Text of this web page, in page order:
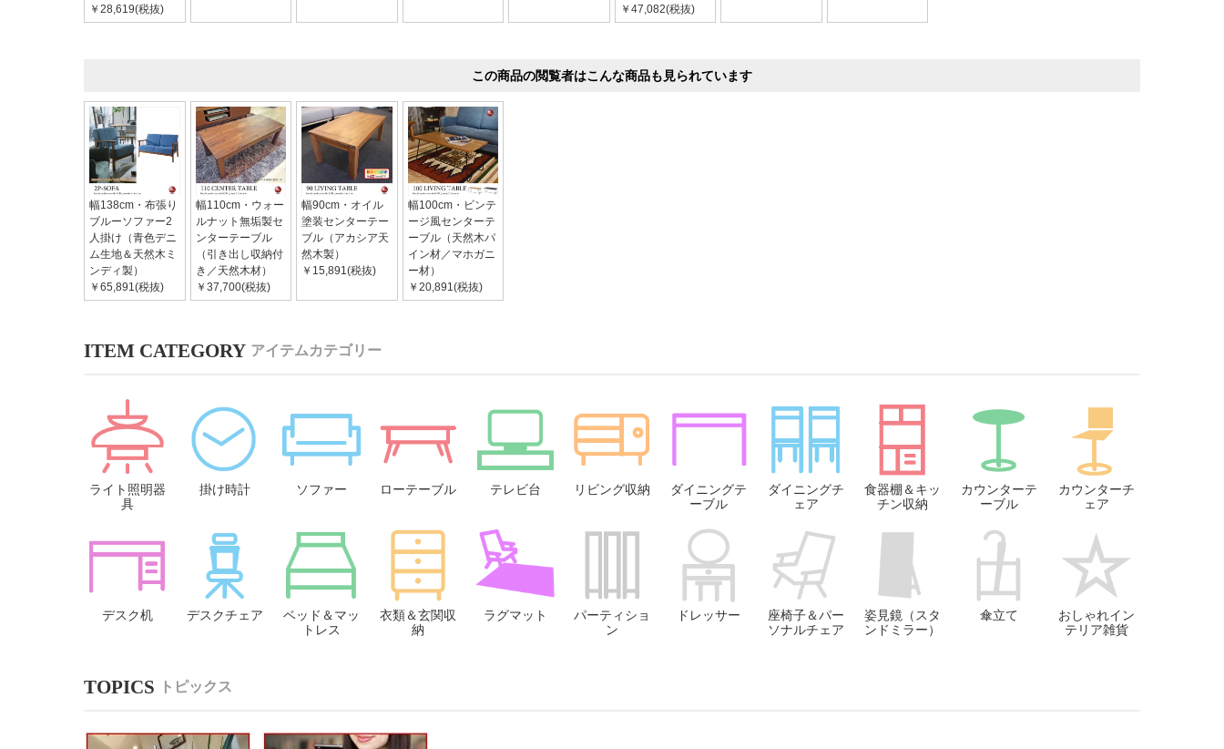
￥28,619(税抜)
￥47,082(税抜)
この商品の閲覧者はこんな商品も見られています
幅138cm・布張り
ブルーソファー2
人掛け（青色デニ
ム生地＆天然木ミ
ンディ製）
￥65,891(税抜)
幅110cm・ウォー
ルナット無垢製セ
ンターテーブル
（引き出し収納付
き／天然木材）
￥37,700(税抜)
幅90cm・オイル
塗装センターテー
ブル（アカシア天
然木製）
￥15,891(税抜)
幅100cm・ビンテ
ージ風センターテ
ーブル（天然木パ
イン材／マホガニ
ー材）
￥20,891(税抜)
アイテムカテゴリー
ライト照明器
具
掛け時計 ソファー ローテーブル テレビ台 リビング収納
ダイニングテ
ーブル
ダイニングチ
ェア
食器棚＆キッ
チン収納
カウンターテ
ーブル
カウンターチ
ェア
デスク机 デスクチェア
ベッド＆マッ
トレス
衣類＆玄関収
納
ラグマット
パーティショ
ン
ドレッサー
座椅子＆パー
ソナルチェア
姿見鏡（スタ
ンドミラー）
傘立て
おしゃれイン
テリア雑貨
トピックス